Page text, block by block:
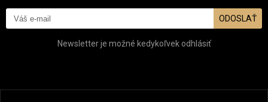
ODOSLAŤ
Newsletter je možné kedykoľvek odhlásiť